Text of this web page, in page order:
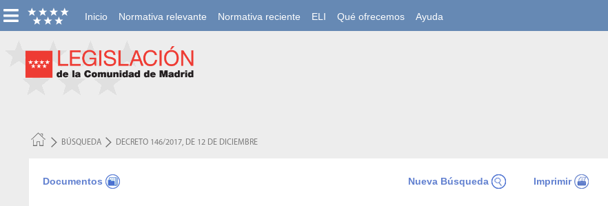
Inicio Normativa relevante Normativa reciente ELI Qué ofrecemos Ayuda
BÚSQUEDA DECRETO 146/2017, DE 12 DE DICIEMBRE
Imprimir
Nueva Búsqueda
Documentos